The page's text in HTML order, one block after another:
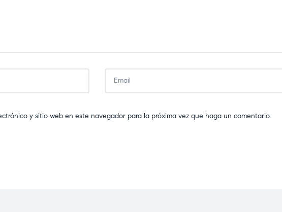
y sitio web en este navegador para la próxima vez que haga un comentario.